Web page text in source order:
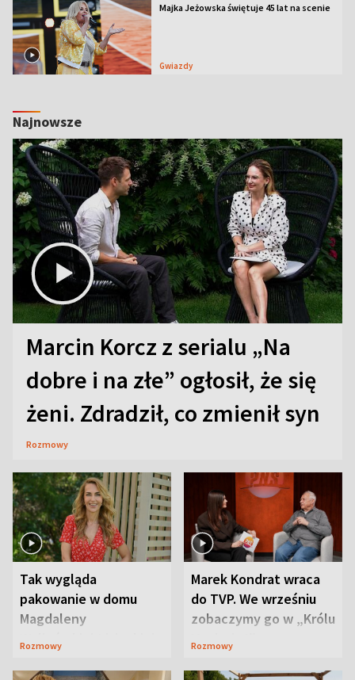
Majka Jeżowska świętuje 45 lat na scenie
Gwiazdy
Najnowsze
Marcin Korcz z serialu „Na
dobre i na złe” ogłosił, że się
żeni. Zdradził, co zmienił syn
Rozmowy
Tak wygląda
pakowanie w domu
Magdaleny
Waligórskiej-Lisieckiej.
Rozmowy
Marek Kondrat wraca
do TVP. We wrześniu
zobaczymy go w „Królu
Maciusiu I”
Rozmowy